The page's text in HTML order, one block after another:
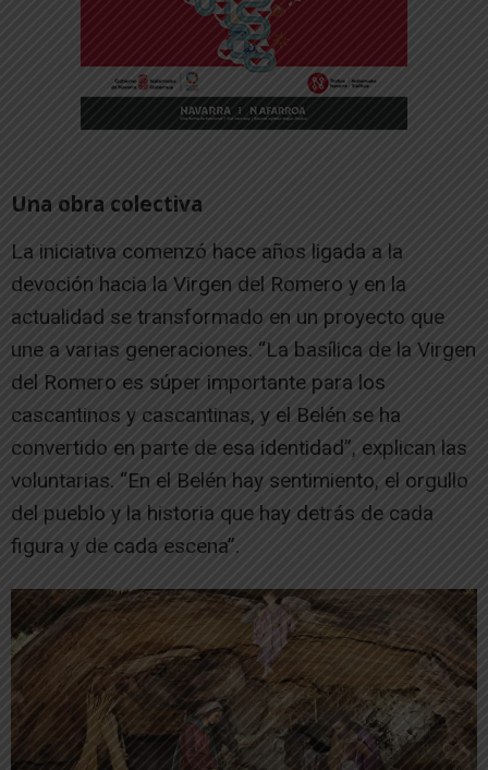
Una obra colectiva
La iniciativa comenzó hace años ligada a la
devoción hacia la Virgen del Romero y en la
actualidad se transformado en un proyecto que
une a varias generaciones. “La basílica de la Virgen
del Romero es súper importante para los
cascantinos y cascantinas, y el Belén se ha
convertido en parte de esa identidad”, explican las
voluntarias. “En el Belén hay sentimiento, el orgullo
del pueblo y la historia que hay detrás de cada
figura y de cada escena”.